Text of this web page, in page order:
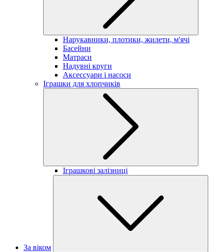
Нарукавники, плотики, жилети, м'ячі
Басейни
Матраси
Надувні круги
Аксессуари і насоси
Іграшки для хлопчиків
Іграшкові залізниці
За віком